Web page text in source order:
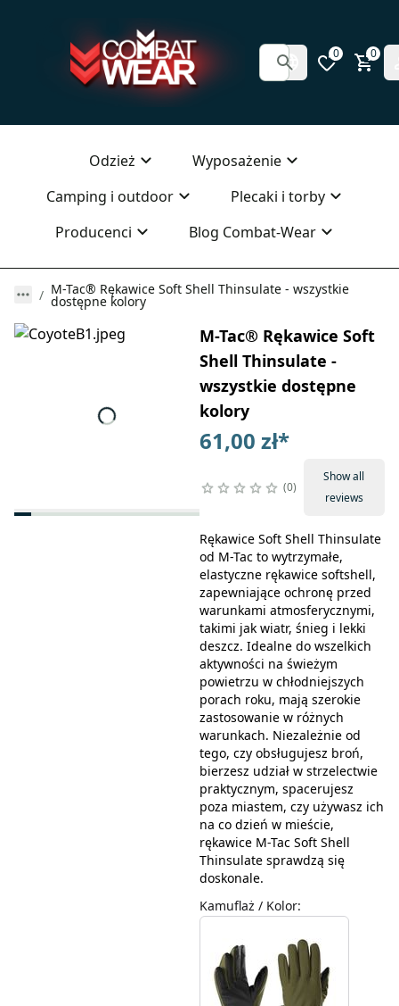
0 0
Odzież
Wyposażenie
Camping i outdoor
Plecaki i torby
Producenci
Blog Combat-Wear
M-Tac® Rękawice Soft Shell Thinsulate - wszystkie
dostępne kolory
M-Tac® Rękawice Soft
Shell Thinsulate -
wszystkie dostępne
kolory
61,00 zł*
0
Show all
reviews
Rękawice Soft Shell Thinsulate
od M-Tac to wytrzymałe,
elastyczne rękawice softshell,
zapewniające ochronę przed
warunkami atmosferycznymi,
takimi jak wiatr, śnieg i lekki
deszcz. Idealne do wszelkich
aktywności na świeżym
powietrzu w chłodniejszych
porach roku, mają szerokie
zastosowanie w różnych
warunkach. Niezależnie od
tego, czy obsługujesz broń,
bierzesz udział w strzelectwie
praktycznym, spacerujesz
poza miastem, czy używasz ich
na co dzień w mieście,
rękawice M-Tac Soft Shell
Thinsulate sprawdzą się
doskonale.
Kamuflaż / Kolor: